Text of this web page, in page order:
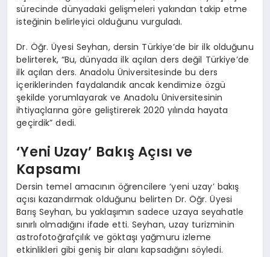
sürecinde dünyadaki gelişmeleri yakından takip etme
isteğinin belirleyici olduğunu vurguladı.
Dr. Öğr. Üyesi Seyhan, dersin Türkiye’de bir ilk olduğunu
belirterek, “Bu, dünyada ilk açılan ders değil Türkiye’de
ilk açılan ders. Anadolu Üniversitesinde bu ders
içeriklerinden faydalandık ancak kendimize özgü
şekilde yorumlayarak ve Anadolu Üniversitesinin
ihtiyaçlarına göre geliştirerek 2020 yılında hayata
geçirdik” dedi.
‘Yeni Uzay’ Bakış Açısı ve
Kapsamı
Dersin temel amacının öğrencilere ‘yeni uzay’ bakış
açısı kazandırmak olduğunu belirten Dr. Öğr. Üyesi
Barış Seyhan, bu yaklaşımın sadece uzaya seyahatle
sınırlı olmadığını ifade etti. Seyhan, uzay turizminin
astrofotoğrafçılık ve göktaşı yağmuru izleme
etkinlikleri gibi geniş bir alanı kapsadığını söyledi.